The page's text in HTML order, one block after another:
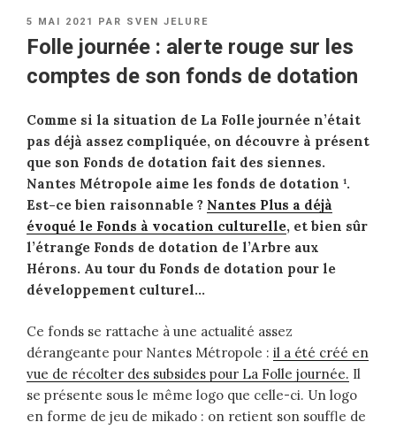
PUBLIÉ
LE
5 MAI 2021 PAR SVEN JELURE
Folle journée : alerte rouge sur les
comptes de son fonds de dotation
Comme si la situation de La Folle journée n’était
pas déjà assez compliquée, on découvre à présent
que son Fonds de dotation fait des siennes.
Nantes Métropole aime les fonds de dotation ¹.
Est-ce bien raisonnable ? Nantes Plus a déjà
évoqué le Fonds à vocation culturelle, et bien sûr
l’étrange Fonds de dotation de l’Arbre aux
Hérons. Au tour du Fonds de dotation pour le
développement culturel…
Ce fonds se rattache à une actualité assez
dérangeante pour Nantes Métropole : il a été créé en
vue de récolter des subsides pour La Folle journée. Il
se présente sous le même logo que celle-ci. Un logo
en forme de jeu de mikado : on retient son souffle de